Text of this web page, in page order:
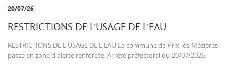
20/07/26
RESTRICTIONS DE L'USAGE DE L'EAU
RESTRICTIONS DE L'USAGE DE L'EAU La commune de Prix-lès-Mézières
passe en zone d'alerte renforcée. Arrêté préfectoral du 20/07/2026.